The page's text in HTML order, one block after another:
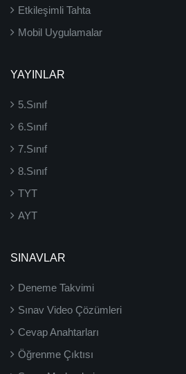
Etkileşimli Tahta
Mobil Uygulamalar
YAYINLAR
5.Sınıf
6.Sınıf
7.Sınıf
8.Sınıf
TYT
AYT
SINAVLAR
Deneme Takvimi
Sınav Video Çözümleri
Cevap Anahtarları
Öğrenme Çıktısı